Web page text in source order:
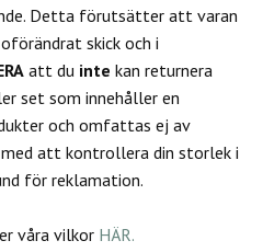
Detta förutsätter att varan
skick och i
att du inte kan returnera
set som innehåller en
och omfattas ej av
att kontrollera din storlek i
för reklamation.
våra vilkor HÄR.